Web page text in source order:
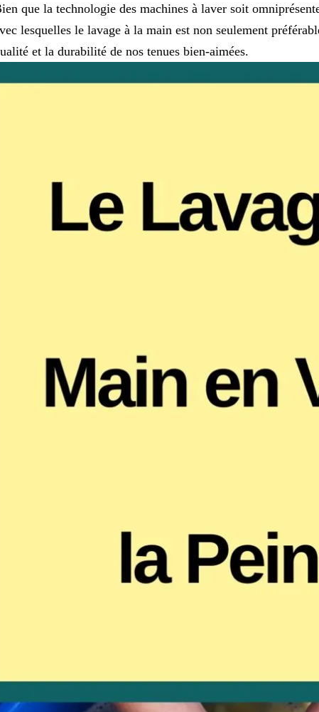
que la technologie des machines à laver soit
lesquelles le lavage à la main est non seulement
et la durabilité de nos tenues bien-aimées.